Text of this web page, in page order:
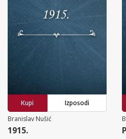
Kupi
Izposodi
Branislav Nušić
1915.